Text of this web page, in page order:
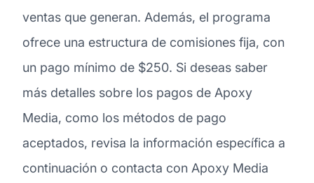
ventas que generan. Además, el programa
ofrece una estructura de comisiones fija, con
un pago mínimo de $250. Si deseas saber
más detalles sobre los pagos de Apoxy
Media, como los métodos de pago
aceptados, revisa la información específica a
continuación o contacta con Apoxy Media